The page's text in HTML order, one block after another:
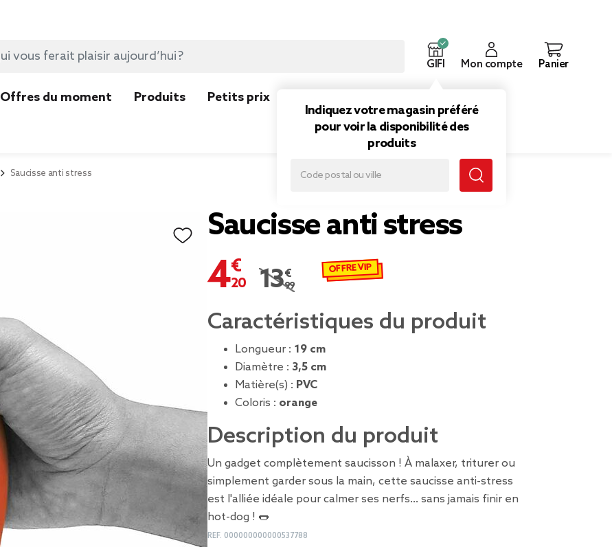
GIFI
Indiquez votre magasin préféré
pour voir la disponibilité des
produits
Mon compte Panier
Offres du moment Produits Petits prix
Saucisse anti stress
Saucisse anti stress
4,20 €
Prix remisé de 13,99 € à 4,20 €
13,99 €
OFFRE VIP
Caractéristiques du produit
Longueur : 19 cm
Diamètre : 3,5 cm
Matière(s) : PVC
Coloris : orange
Description du produit
Un gadget complètement saucisson ! À malaxer, triturer ou
simplement garder sous la main, cette saucisse anti-stress
est l'alliée idéale pour calmer ses nerfs… sans jamais finir en
hot-dog ! 🌭
REF. 000000000000537788